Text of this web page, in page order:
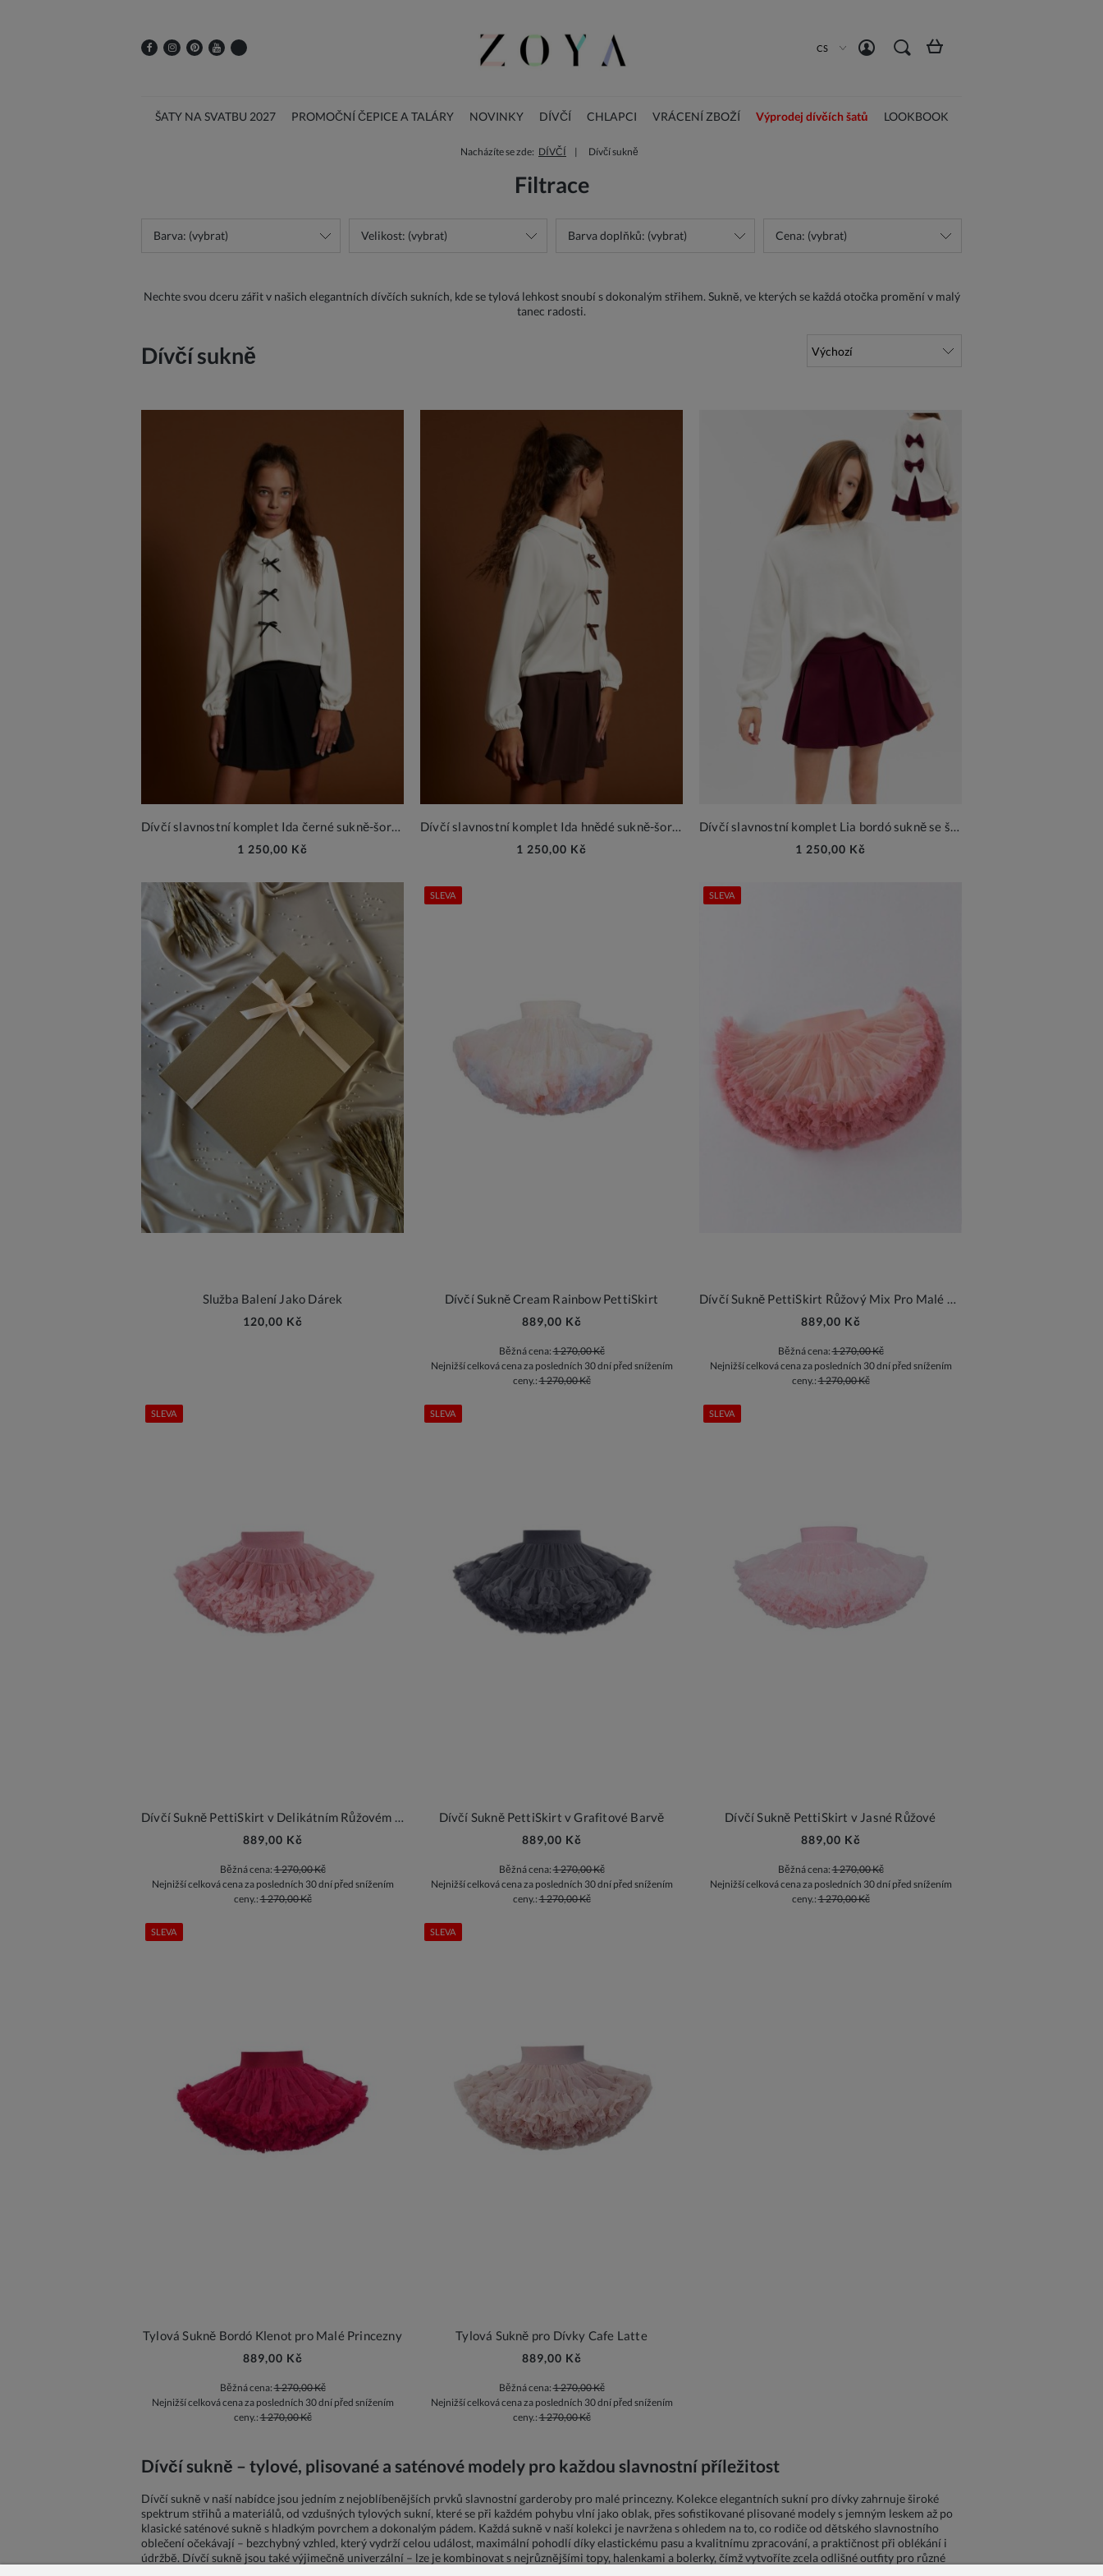
CS
ŠATY NA SVATBU 2027 PROMOČNÍ ČEPICE A TALÁRY NOVINKY DÍVČÍ CHLAPCI VRÁCENÍ ZBOŽÍ Výprodej dívčích šatů LOOKBOOK
Nacházíte se zde: DÍVČÍ Dívčí sukně
Filtrace
Barva: (vybrat) Velikost: (vybrat) Barva doplňků: (vybrat) Cena: (vybrat)
Nechte svou dceru zářit v našich elegantních dívčích sukních, kde se tylová lehkost snoubí s dokonalým střihem. Sukně, ve kterých se každá otočka promění v malý
tanec radosti.
Dívčí sukně
Dívčí slavnostní komplet Ida černé sukně-šortky a ecru halenka se saténovými mašličkami
1 250,00 Kč
Dívčí slavnostní komplet Ida hnědé sukně-šortky a smetanová košile s mašličkami
1 250,00 Kč
Dívčí slavnostní komplet Lia bordó sukně se šortkami a smetanový svetr s mašlemi
1 250,00 Kč
Služba Balení Jako Dárek
120,00 Kč
Dívčí Sukně Cream Rainbow PettiSkirt
889,00 Kč
Běžná cena:1 270,00 Kč
Nejnižší celková cena za posledních 30 dní před snížením
ceny.:1 270,00 Kč
SLEVA
Dívčí Sukně PettiSkirt Růžový Mix Pro Malé Princezny
889,00 Kč
Běžná cena:1 270,00 Kč
Nejnižší celková cena za posledních 30 dní před snížením
ceny.:1 270,00 Kč
SLEVA
Dívčí Sukně PettiSkirt v Delikátním Růžovém Barvě
889,00 Kč
Běžná cena:1 270,00 Kč
Nejnižší celková cena za posledních 30 dní před snížením
ceny.:1 270,00 Kč
SLEVA
Dívčí Sukně PettiSkirt v Grafitové Barvě
889,00 Kč
Běžná cena:1 270,00 Kč
Nejnižší celková cena za posledních 30 dní před snížením
ceny.:1 270,00 Kč
SLEVA
Dívčí Sukně PettiSkirt v Jasné Růžové
889,00 Kč
Běžná cena:1 270,00 Kč
Nejnižší celková cena za posledních 30 dní před snížením
ceny.:1 270,00 Kč
SLEVA
Tylová Sukně Bordó Klenot pro Malé Princezny
889,00 Kč
Běžná cena:1 270,00 Kč
Nejnižší celková cena za posledních 30 dní před snížením
ceny.:1 270,00 Kč
SLEVA
Tylová Sukně pro Dívky Cafe Latte
889,00 Kč
Běžná cena:1 270,00 Kč
Nejnižší celková cena za posledních 30 dní před snížením
ceny.:1 270,00 Kč
SLEVA
Dívčí sukně – tylové, plisované a saténové modely pro každou slavnostní příležitost
Dívčí sukně v naší nabídce jsou jedním z nejoblíbenějších prvků slavnostní garderoby pro malé princezny. Kolekce elegantních sukní pro dívky zahrnuje široké
spektrum střihů a materiálů, od vzdušných tylových sukní, které se při každém pohybu vlní jako oblak, přes sofistikované plisované modely s jemným leskem až po
klasické saténové sukně s hladkým povrchem a dokonalým pádem. Každá sukně v naší kolekci je navržena s ohledem na to, co rodiče od dětského slavnostního
oblečení očekávají – bezchybný vzhled, který vydrží celou událost, maximální pohodlí díky elastickému pasu a kvalitnímu zpracování, a praktičnost při oblékání i
údržbě. Dívčí sukně jsou také výjimečně univerzální – lze je kombinovat s nejrůznějšími topy, halenkami a bolerky, čímž vytvoříte zcela odlišné outfity pro různé